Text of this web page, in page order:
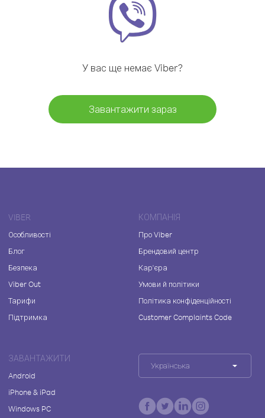
У вас ще немає Viber?
Завантажити зараз
VIBER
Особливості
Блог
Безпека
Viber Out
Тарифи
Підтримка
КОМПАНІЯ
Про Viber
Брендовий центр
Кар'єра
Умови й політики
Політика конфіденційності
Customer Complaints Code
ЗАВАНТАЖИТИ
Android
iPhone & iPad
Windows PC
Українська